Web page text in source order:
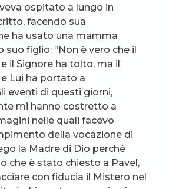
ospitato a lungo in
facendo sua
ha usato una mamma
suo figlio: “Non è vero che il
il Signore ha tolto, ma il
Lui ha portato a
eventi di questi giorni,
mi hanno costretto a
nelle quali facevo
della vocazione di
la Madre di Dio perché
che è stato chiesto a Pavel,
con fiducia il Mistero nel